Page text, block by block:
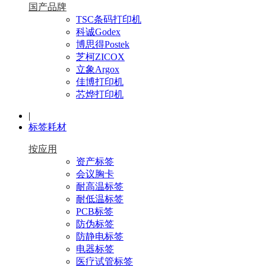
国产品牌
TSC条码打印机
科诚Godex
博思得Postek
芝柯ZICOX
立象Argox
佳博打印机
芯烨打印机
|
标签耗材
按应用
资产标签
会议胸卡
耐高温标签
耐低温标签
PCB标签
防伪标签
防静电标签
电器标签
医疗试管标签